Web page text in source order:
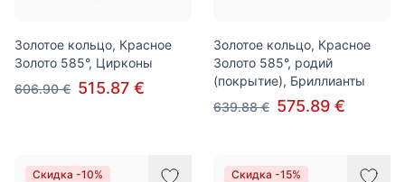
Золотое кольцо, Красное
Золото 585°, Цирконы
606.90 € 515.87 €
Золотое кольцо, Красное
Золото 585°, родий
(покрытие), Бриллианты
639.88 € 575.89 €
Скидка -10% Скидка -15%